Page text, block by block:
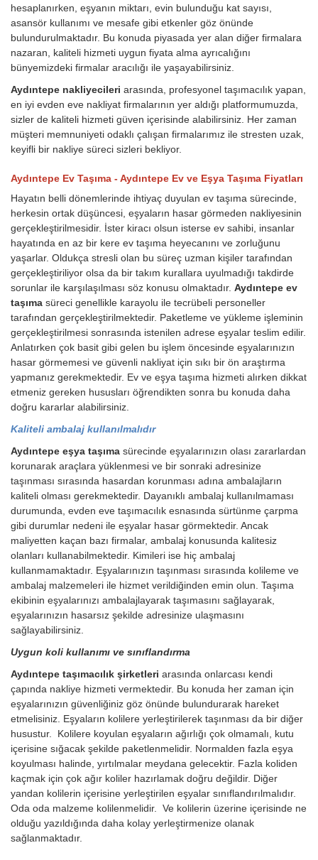
hesaplanırken, eşyanın miktarı, evin bulunduğu kat sayısı,
asansör kullanımı ve mesafe gibi etkenler göz önünde
bulundurulmaktadır. Bu konuda piyasada yer alan diğer firmalara
nazaran, kaliteli hizmeti uygun fiyata alma ayrıcalığını
bünyemizdeki firmalar aracılığı ile yaşayabilirsiniz.
Aydıntepe nakliyecileri arasında, profesyonel taşımacılık yapan,
en iyi evden eve nakliyat firmalarının yer aldığı platformumuzda,
sizler de kaliteli hizmeti güven içerisinde alabilirsiniz. Her zaman
müşteri memnuniyeti odaklı çalışan firmalarımız ile stresten uzak,
keyifli bir nakliye süreci sizleri bekliyor.
Aydıntepe Ev Taşıma - Aydıntepe Ev ve Eşya Taşıma Fiyatları
Hayatın belli dönemlerinde ihtiyaç duyulan ev taşıma sürecinde,
herkesin ortak düşüncesi, eşyaların hasar görmeden nakliyesinin
gerçekleştirilmesidir. İster kiracı olsun isterse ev sahibi, insanlar
hayatında en az bir kere ev taşıma heyecanını ve zorluğunu
yaşarlar. Oldukça stresli olan bu süreç uzman kişiler tarafından
gerçekleştiriliyor olsa da bir takım kurallara uyulmadığı takdirde
sorunlar ile karşılaşılması söz konusu olmaktadır. Aydıntepe ev
taşıma süreci genellikle karayolu ile tecrübeli personeller
tarafından gerçekleştirilmektedir. Paketleme ve yükleme işleminin
gerçekleştirilmesi sonrasında istenilen adrese eşyalar teslim edilir.
Anlatırken çok basit gibi gelen bu işlem öncesinde eşyalarınızın
hasar görmemesi ve güvenli nakliyat için sıkı bir ön araştırma
yapmanız gerekmektedir. Ev ve eşya taşıma hizmeti alırken dikkat
etmeniz gereken hususları öğrendikten sonra bu konuda daha
doğru kararlar alabilirsiniz.
Kaliteli ambalaj kullanılmalıdır
Aydıntepe eşya taşıma sürecinde eşyalarınızın olası zararlardan
korunarak araçlara yüklenmesi ve bir sonraki adresinize
taşınması sırasında hasardan korunması adına ambalajların
kaliteli olması gerekmektedir. Dayanıklı ambalaj kullanılmaması
durumunda, evden eve taşımacılık esnasında sürtünme çarpma
gibi durumlar nedeni ile eşyalar hasar görmektedir. Ancak
maliyetten kaçan bazı firmalar, ambalaj konusunda kalitesiz
olanları kullanabilmektedir. Kimileri ise hiç ambalaj
kullanmamaktadır. Eşyalarınızın taşınması sırasında kolileme ve
ambalaj malzemeleri ile hizmet verildiğinden emin olun. Taşıma
ekibinin eşyalarınızı ambalajlayarak taşımasını sağlayarak,
eşyalarınızın hasarsız şekilde adresinize ulaşmasını
sağlayabilirsiniz.
Uygun koli kullanımı ve sınıflandırma
Aydıntepe taşımacılık şirketleri arasında onlarcası kendi
çapında nakliye hizmeti vermektedir. Bu konuda her zaman için
eşyalarınızın güvenliğiniz göz önünde bulundurarak hareket
etmelisiniz. Eşyaların kolilere yerleştirilerek taşınması da bir diğer
husustur. Kolilere koyulan eşyaların ağırlığı çok olmamalı, kutu
içerisine sığacak şekilde paketlenmelidir. Normalden fazla eşya
koyulması halinde, yırtılmalar meydana gelecektir. Fazla koliden
kaçmak için çok ağır koliler hazırlamak doğru değildir. Diğer
yandan kolilerin içerisine yerleştirilen eşyalar sınıflandırılmalıdır.
Oda oda malzeme kolilenmelidir. Ve kolilerin üzerine içerisinde ne
olduğu yazıldığında daha kolay yerleştirmenize olanak
sağlanmaktadır.